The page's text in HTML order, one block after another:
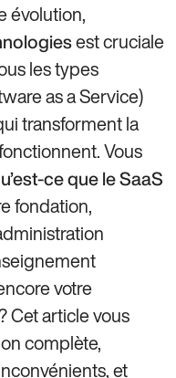
évolution,
est cruciale
les types
as a Service)
transforment la
Vous
ce que le SaaS
fondation,
votre
Cet article vous
complète,
et